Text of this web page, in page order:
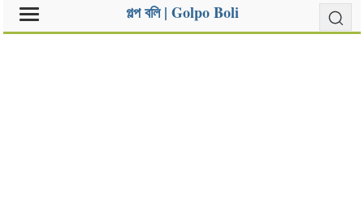
গল্প বলি | Golpo Boli